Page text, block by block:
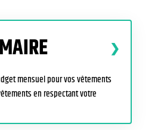
mensuel pour vos vêtements
en respectant votre